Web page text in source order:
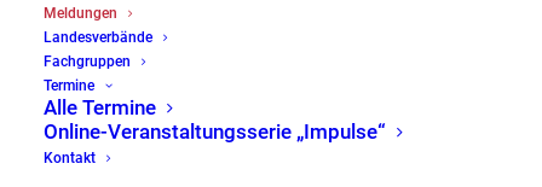
Meldungen
Landesverbände
Fachgruppen
Termine
Alle Termine
Online-Veranstaltungsserie „Impulse“
Kontakt